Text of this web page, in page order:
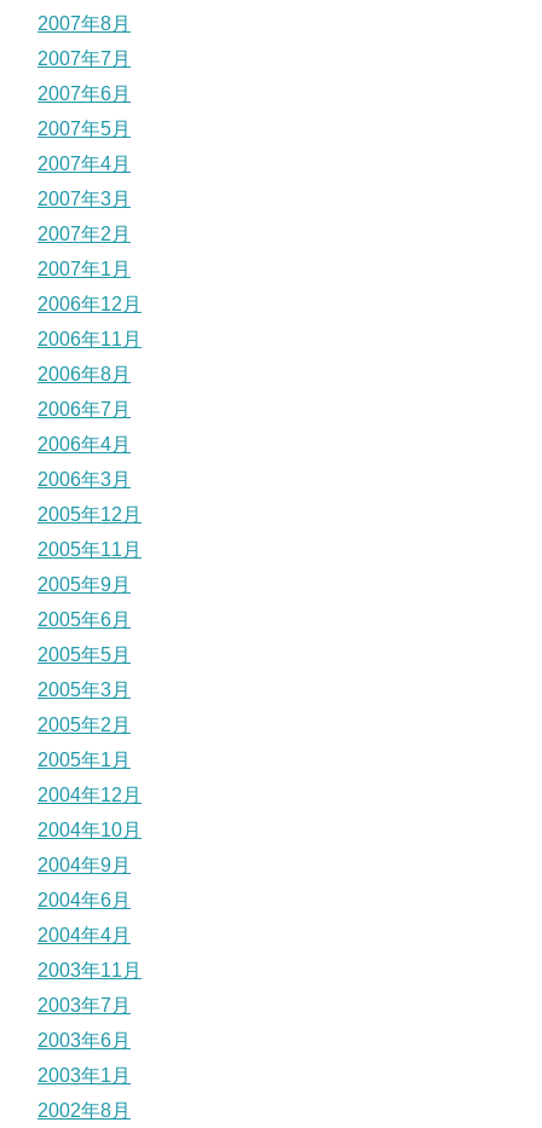
2007年8月
2007年7月
2007年6月
2007年5月
2007年4月
2007年3月
2007年2月
2007年1月
2006年12月
2006年11月
2006年8月
2006年7月
2006年4月
2006年3月
2005年12月
2005年11月
2005年9月
2005年6月
2005年5月
2005年3月
2005年2月
2005年1月
2004年12月
2004年10月
2004年9月
2004年6月
2004年4月
2003年11月
2003年7月
2003年6月
2003年1月
2002年8月